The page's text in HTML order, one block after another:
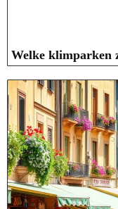
Welke klimparken